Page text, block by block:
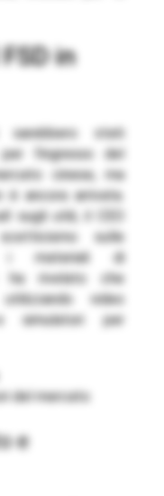
stati
l’ingresso del
cinese, ma
è ancora arrivata.
sugli utili, il CEO
sulle
i materiali di
ha rivelato che
video
simulatori per
del mercato